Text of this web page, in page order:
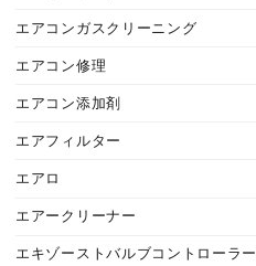
エアコンガスクリーニング
エアコン修理
エアコン添加剤
エアフィルター
エアロ
エアークリーナー
エキゾーストバルブコントローラー